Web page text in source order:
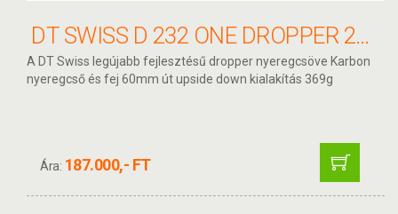
DT SWISS D 232 ONE DROPPER 27.2 400/60MM KARBON
A DT Swiss legújabb fejlesztésű dropper nyeregcsöve Karbon
nyeregcső és fej 60mm út upside down kialakítás 369g
Ára: 187.000,- FT